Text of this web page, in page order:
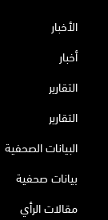
الأخبار
أخبار
التقارير
التقارير
البيانات الصحفية
بيانات صحفية
مقالات الرأي